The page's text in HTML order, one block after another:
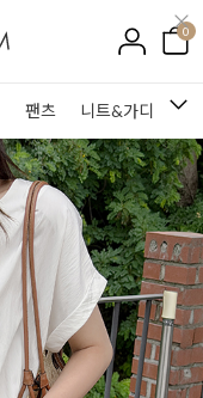
0
팬츠 니트&가디건